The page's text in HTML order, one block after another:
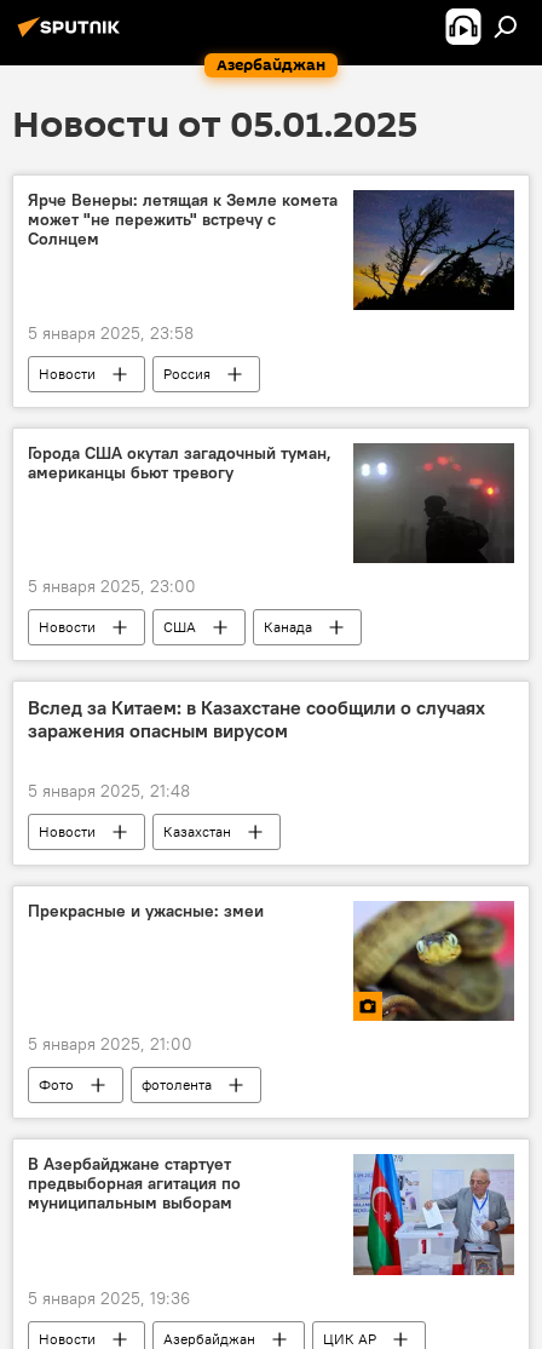
Азербайджан
Новости от 05.01.2025
Ярче Венеры: летящая к Земле комета
может "не пережить" встречу с
Солнцем
5 января 2025, 23:58
Новости
Россия
научный руководитель обсерватории Ка-Дар и астрофермы "Астроверты" Стас Короткий
Земля
Комета C/2024 G3
Венера
яркость
Наблюдение
Солнце
Города США окутал загадочный туман,
американцы бьют тревогу
5 января 2025, 23:00
Новости США
Канада
Туман
химикаты
Массовое отравление
симптомы
жар
Запах
Вслед за Китаем: в Казахстане сообщили о случаях
заражения опасным вирусом
5 января 2025, 21:48
Новости
Казахстан
Метапневмовирус человека
негриппозные вирусы
ОРВИ
Минздрав
Прекрасные и ужасные: змеи
5 января 2025, 21:00
Фото фотолента
В Азербайджане стартует
предвыборная агитация по
муниципальным выборам
5 января 2025, 19:36
Новости Азербайджан
ЦИК АР